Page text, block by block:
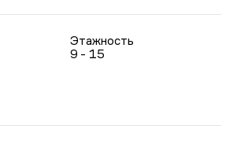
Этажность
9 - 15